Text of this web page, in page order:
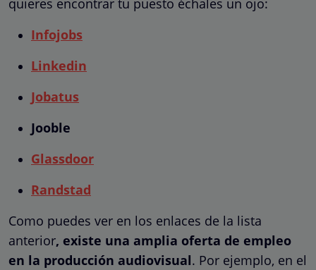
Infojobs
Linkedin
Jobatus
Jooble
Glassdoor
Randstad
Como puedes ver en los enlaces de la lista
anterior, existe una amplia oferta de empleo
en la producción audiovisual. Por ejemplo, en el